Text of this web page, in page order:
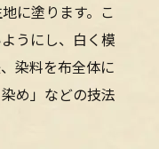
に塗ります。こ
うにし、白く模
染料を布全体に
め」などの技法